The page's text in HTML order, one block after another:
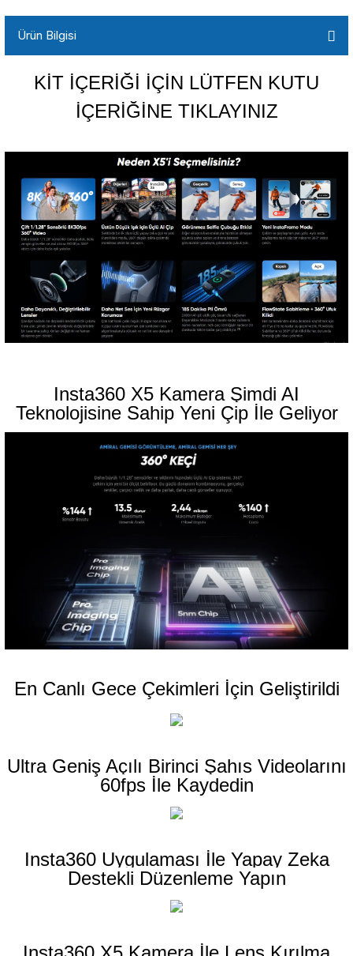
Ürün Bilgisi
KİT İÇERİĞİ İÇİN LÜTFEN KUTU
İÇERİĞİNE TIKLAYINIZ
Insta360 X5 Kamera Şimdi AI
Teknolojisine Sahip Yeni Çip İle Geliyor
En Canlı Gece Çekimleri İçin Geliştirildi
Ultra Geniş Açılı Birinci Şahıs Videolarını
60fps İle Kaydedin
Insta360 Uygulaması İle Yapay Zeka
Destekli Düzenleme Yapın